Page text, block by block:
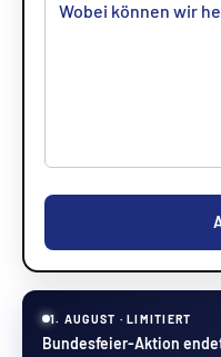
1. AUGUST · LIMITIERT
Bundesfeier-Aktion